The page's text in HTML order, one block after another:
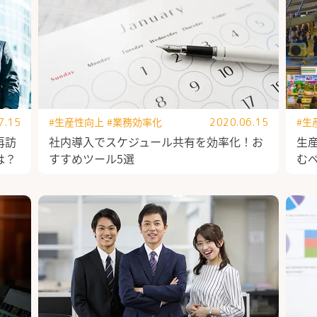
訪
社内導入でスケジュール共有を効率化！お
すすめツール5選
#生産性向上 #業務効率化 2020.06.15
生
む
#生